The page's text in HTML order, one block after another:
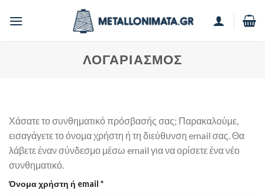
ΛΟΓΑΡΙΑΣΜΌΣ
Χάσατε το συνθηματικό πρόσβασής σας; Παρακαλούμε,
εισαγάγετε το όνομα χρήστη ή τη διεύθυνση email σας. Θα
λάβετε έναν σύνδεσμο μέσω email για να ορίσετε ένα νέο
συνθηματικό.
Όνομα χρήστη ή email *Απαιτείται